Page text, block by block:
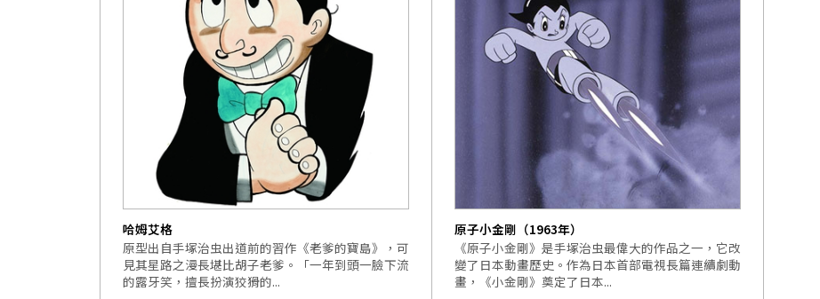
哈姆艾格
原型出自手塚治虫出道前的習作《老爹的寶島》，可
見其星路之漫長堪比胡子老爹。「一年到頭一臉下流
的露牙笑，擅長扮演狡猾的...
原子小金剛（1963年）
《原子小金剛》是手塚治虫最偉大的作品之一，它改
變了日本動畫歷史。作為日本首部電視長篇連續劇動
畫，《小金剛》奠定了日本...